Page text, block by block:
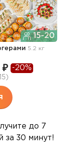
15-20
5.2 кг
₽ -20%
до 7
за 30 минут!